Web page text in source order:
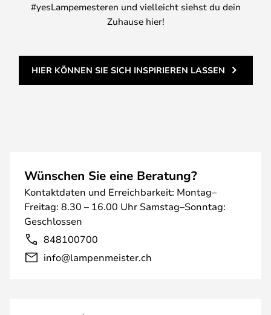
#yesLampemesteren und vielleicht siehst du dein
Zuhause hier!
HIER KÖNNEN SIE SICH INSPIRIEREN LASSEN
Wünschen Sie eine Beratung?
Kontaktdaten und Erreichbarkeit: Montag–
Freitag: 8.30 – 16.00 Uhr Samstag–Sonntag:
Geschlossen
848100700
info@lampenmeister.ch